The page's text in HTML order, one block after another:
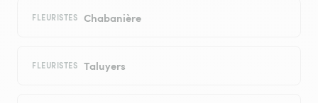
FLEURISTES Chabanière
FLEURISTES Taluyers